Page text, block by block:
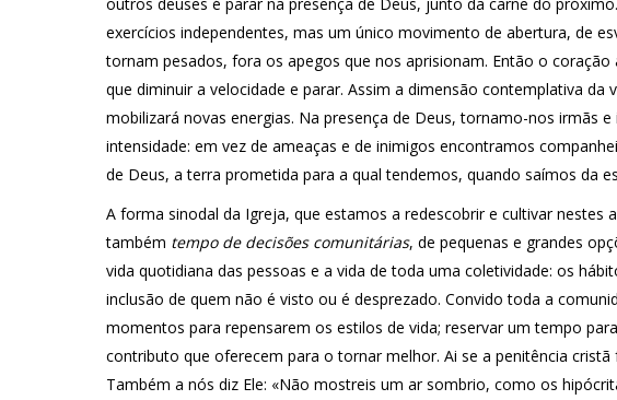
exercícios independentes, mas um único movimento de abertura, de
tornam pesados, fora os apegos que nos aprisionam. Então o
que diminuir a velocidade e parar. Assim a dimensão contemplativa da
mobilizará novas energias. Na presença de Deus, tornamo-nos irmãs
intensidade: em vez de ameaças e de inimigos encontramos
de Deus, a terra prometida para a qual tendemos, quando saímos da
A forma sinodal da Igreja, que estamos a redescobrir e cultivar nestes
também tempo de decisões comunitárias, de pequenas e grandes
vida quotidiana das pessoas e a vida de toda uma coletividade: os
inclusão de quem não é visto ou é desprezado. Convido toda a
momentos para repensarem os estilos de vida; reservar um tempo
contributo que oferecem para o tornar melhor. Ai se a penitência
Também a nós diz Ele: «Não mostreis um ar sombrio, como os